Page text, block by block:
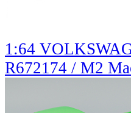
1:64
R672174 / M2